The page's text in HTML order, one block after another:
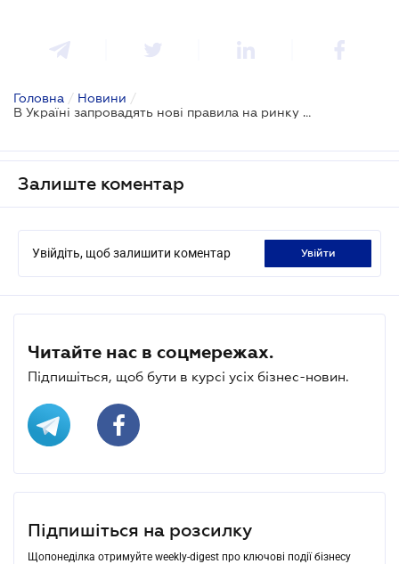
Головна / Новини /
В Україні запровадять нові правила на ринку ветеринарних ліків
Залиште коментар
Увійдіть, щоб залишити коментар увійти
Читайте нас в соцмережах.
Підпишіться, щоб бути в курсі усіх бізнес-новин.
Підпишіться на розсилку
Щопонеділка отримуйте weekly-digest про ключові події бізнесу